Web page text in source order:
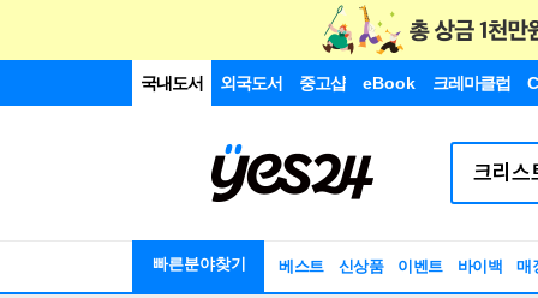
국내도서 외국도서 중고샵 eBook 크레마클럽
빠른분야찾기 베스트 신상품 이벤트 바이백 매